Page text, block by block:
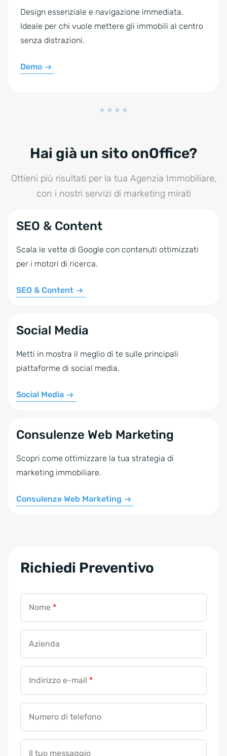
Design essenziale e navigazione immediata.
Ideale per chi vuole mettere gli immobili al centro
senza distrazioni.
Demo
Hai già un sito onOffice?
Ottieni più risultati per la tua Agenzia Immobiliare,
con i nostri servizi di marketing mirati
SEO & Content
Scala le vette di Google con contenuti ottimizzati
per i motori di ricerca.
SEO & Content
Social Media
Metti in mostra il meglio di te sulle principali
piattaforme di social media.
Social Media
Consulenze Web Marketing
Scopri come ottimizzare la tua strategia di
marketing immobiliare.
Consulenze Web Marketing
Richiedi Preventivo
Nome *
Azienda
Indirizzo e-mail *
Numero di telefono
Il tuo messaggio